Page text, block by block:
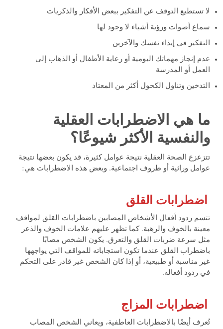
لا تستطيع التوقف عن التفكير ببعض الأفكار والذكريات
سماع أصوات ورؤية أشياء لا وجود لها
التفكير في إيذاء نفسك والآخرين
عدم إنجاز مهماتك اليومية أو رعاية الأطفال أو الذهاب إلى
العمل أو المدرسة
التدخين وتناول الكحول أكثر من المعتاد
ما هي الاضطرابات العقلية
والنفسية الأكثر شيوعًا؟
تتزعزع الصحة العقلية نتيجة عوامل كثيرة، قد يكون بعضها نتيجة
عوامل وراثية أو ظروف اجتماعية. وبعض هذه الاضطرابات هي:
اضطرابات القلق
تتسم ردود أفعال الأشخاص المصابين باضطرابات القلق لمواقف
معينة بالخوف والرهبة. كما تظهر عليهم علامات الخوف والذعر
مثل سرعة ضربات القلق والتعرق. يكون الشخص مصابًا
باضطراب القلق عندما تكون استجاباته للمواقف التي يواجهها
غير مناسبة أو طبيعية، أو إذا كان الشخص غير قادر على التحكم
في ردود أفعاله.
اضطرابات المزاج
تُعرف أيضًا بالاضطرابات العاطفية، ويعاني الشخص المصاب